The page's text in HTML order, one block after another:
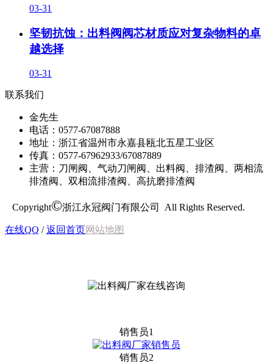
03-31
坚韧抗蚀：出料阀阀芯材质应对复杂物料的卓
越选择
03-31
联系我们
金先生
电话：0577-67087888
地址：浙江省温州市永嘉县瓯北五星工业区
传真：0577-67962933/67087889
主营：刀闸阀、气动刀闸阀、出料阀、排渣阀、两相流
排渣阀、双相流排渣阀、高抗磨排渣阀
Copyright©浙江永冠阀门有限公司 All Rights Reserved.
在线QQ /返回首页 网站地图
销售员1
销售员2